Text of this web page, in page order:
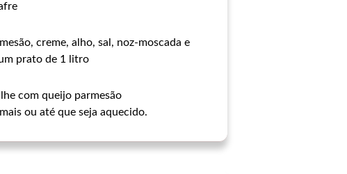
creme, alho, sal, noz-moscada e
prato de 1 litro
com queijo parmesão
ou até que seja aquecido.